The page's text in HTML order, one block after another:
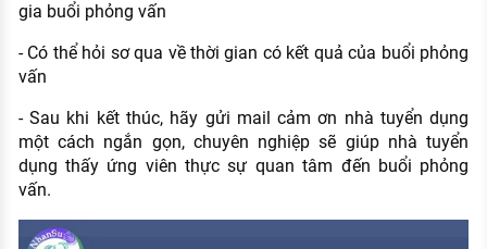
gia buổi phỏng vấn
- Có thể hỏi sơ qua về thời gian có kết quả của buổi phỏng
vấn
- Sau khi kết thúc, hãy gửi mail cảm ơn nhà tuyển dụng
một cách ngắn gọn, chuyên nghiệp sẽ giúp nhà tuyển
dụng thấy ứng viên thực sự quan tâm đến buổi phỏng
vấn.